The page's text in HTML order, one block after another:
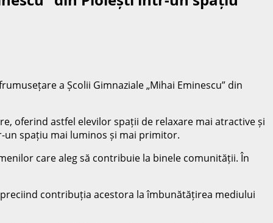
a Școlii Gimnaziale „Mihai Eminescu” din
oferind astfel elevilor spații de relaxare mai atractive și
spațiu mai luminos și mai primitor.
care aleg să contribuie la binele comunității. În
contribuția acestora la îmbunătățirea mediului